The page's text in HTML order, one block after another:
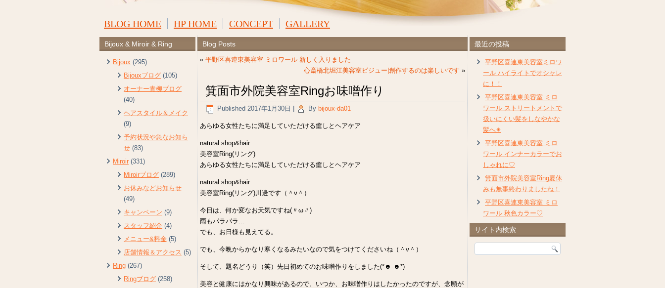
BLOG HOME HP HOME CONCEPT GALLERY
Bijoux & Miroir & Ring
Bijoux (295)
Bijouxブログ (105)
オーナー青柳ブログ
(40)
ヘアスタイル＆メイク
(9)
予約状況や急なお知ら
せ (83)
Miroir (331)
Miroirブログ (289)
お休みなどお知らせ
(49)
キャンペーン (9)
スタッフ紹介 (4)
メニュー&料金 (5)
店舗情報＆アクセス (5)
Ring (267)
Ringブログ (258)
Blog Posts
« 平野区喜連東美容室 ミロワール 新しく入りました
心斎橋北堀江美容室ビジュー|創作するのは楽しいです »
箕面市外院美容室Ringお味噌作り
Published 2017年1月30日 By bijoux-da01
あらゆる女性たちに満足していただける癒しとヘアケア
natural shop&hair
美容室Ring(リング)
あらゆる女性たちに満足していただける癒しとヘアケア
natural shop&hair
美容室Ring(リング)川邊です（＾ν＾）
今日は、何か変なお天気ですね(〃ω〃)
雨もパラパラ…
でも、お日様も見えてる。
でも、今晩からかなり寒くなるみたいなので気をつけてくださいね（＾ν＾）
そして、題名どうり（笑）先日初めてのお味噌作りをしました(*☻-☻*)
美容と健康にはかなり興味があるので、いつか、お味噌作りはしたかったのですが、念願が
最近の投稿
平野区喜連東美容室ミロワ
ール ハイライトでオシャレ
に！！
平野区喜連東美容室 ミロ
ワール ストリートメントで
扱いにくい髪をしなやかな
髪へ✴︎
平野区喜連東美容室 ミロ
ワール インナーカラーでお
しゃれに♡
箕面市外院美容室Ring夏休
みも無事終わりましたね！
平野区喜連東美容室 ミロ
ワール 秋色カラー♡
サイト内検索